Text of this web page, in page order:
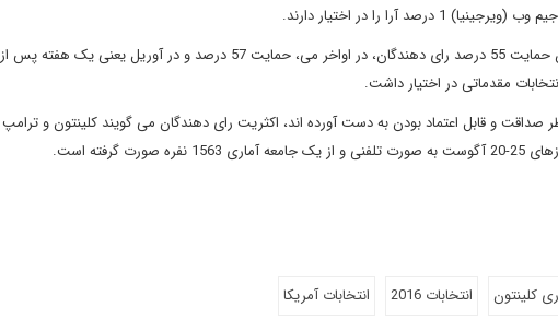
آرا را در اختیار دارند.
در نظرسنجی مشابهی که در اواخر جولای منتشر شده بود، کلینتون حمایت 55 درصد رای دهندگان، در اواخر می، حمایت 57 درصد و در آوریل یعنی یک هفته پس از
صداقت و قابل اعتماد بودن به دست آورده اند، اکثریت رای دهندگان می گویند کلینتون و ترامپ
است.
کلینتون انتخابات 2016 انتخابات آمریکا